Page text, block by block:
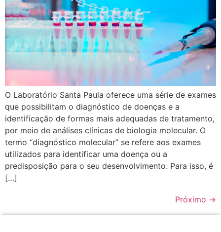
O Laboratório Santa Paula oferece uma série de exames
que possibilitam o diagnóstico de doenças e a
identificação de formas mais adequadas de tratamento,
por meio de análises clínicas de biologia molecular. O
termo “diagnóstico molecular” se refere aos exames
utilizados para identificar uma doença ou a
predisposição para o seu desenvolvimento. Para isso, é
[…]
Próximo →